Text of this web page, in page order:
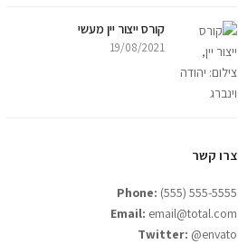
קורס ייצור יין מעשי
19/08/2021
צרו קשר
Phone: (555) 555-5555
Email: email@total.com
Twitter: @envato